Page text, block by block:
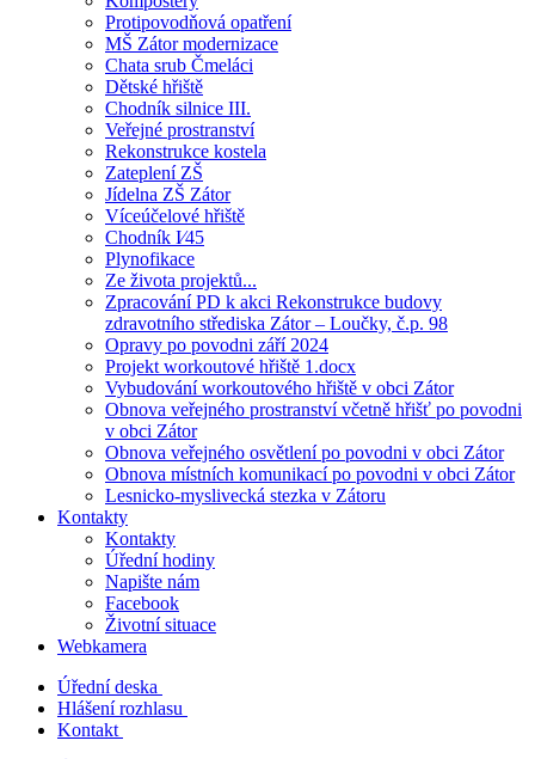
Protipovodňová opatření
MŠ Zátor modernizace
Chata srub Čmeláci
Dětské hřiště
Chodník silnice III.
Veřejné prostranství
Rekonstrukce kostela
Zateplení ZŠ
Jídelna ZŠ Zátor
Víceúčelové hřiště
Chodník I⁄45
Plynofikace
Ze života projektů...
Zpracování PD k akci Rekonstrukce budovy
zdravotního střediska Zátor – Loučky, č.p. 98
Opravy po povodni září 2024
Projekt workoutové hřiště 1.docx
Vybudování workoutového hřiště v obci Zátor
Obnova veřejného prostranství včetně hřišť po povodni
v obci Zátor
Obnova veřejného osvětlení po povodni v obci Zátor
Obnova místních komunikací po povodni v obci Zátor
Lesnicko-myslivecká stezka v Zátoru
Kontakty
Kontakty
Úřední hodiny
Napište nám
Facebook
Životní situace
Webkamera
Úřední deska
Hlášení rozhlasu
Kontakt